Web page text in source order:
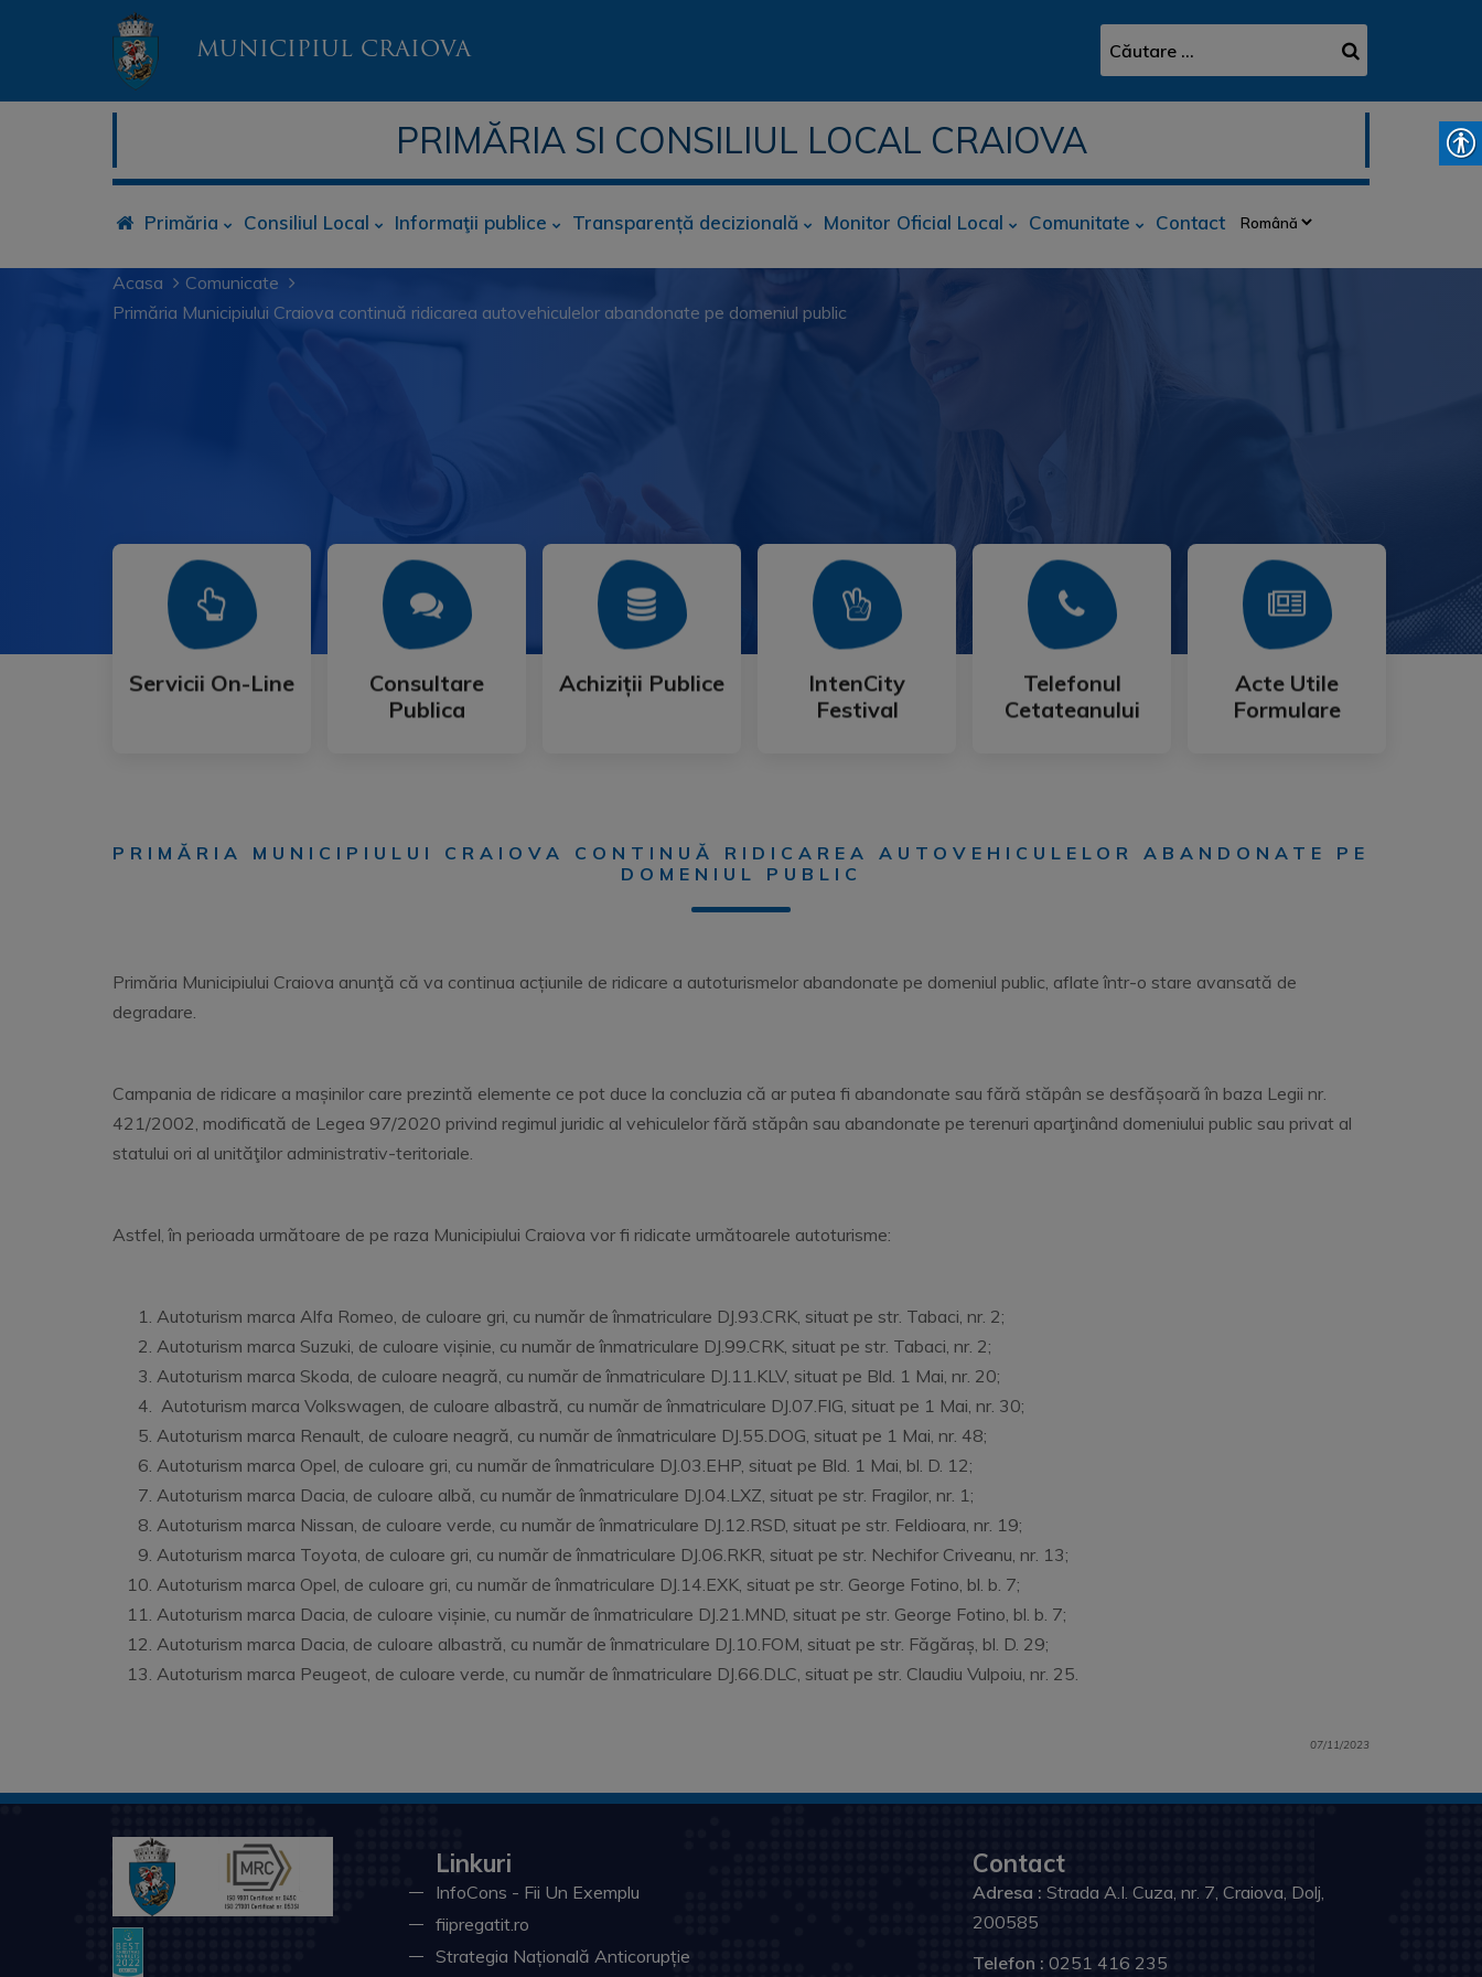
MUNICIPIUL CRAIOVA
PRIMĂRIA SI CONSILIUL LOCAL CRAIOVA
Primăria Consiliul Local Informaţii publice Transparență decizională Monitor Oficial Local Comunitate Contact
Acasa
Comunicate
Primăria Municipiului Craiova continuă ridicarea autovehiculelor abandonate pe domeniul public
Servicii On-Line
Servicii On-Line
Mai Mult
Consultare
Publica
Consultare
Publica
Mai Mult
Achiziții Publice
Achiziții Publice
Mai Mult
IntenCity
Festival
IntenCity
Festival
Mai Mult
Telefonul
Cetateanului
Telefonul
Cetateanului
Mai Mult
Acte Utile
Formulare
Acte Utile
Formulare
Mai Mult
PRIMĂRIA MUNICIPIULUI CRAIOVA CONTINUĂ RIDICAREA AUTOVEHICULELOR ABANDONATE PE
DOMENIUL PUBLIC
Primăria Municipiului Craiova anunţă că va continua acțiunile de ridicare a autoturismelor abandonate pe domeniul public, aflate într-o stare avansată de
degradare.
Campania de ridicare a mașinilor care prezintă elemente ce pot duce la concluzia că ar putea fi abandonate sau fără stăpân se desfășoară în baza Legii nr.
421/2002, modificată de Legea 97/2020 privind regimul juridic al vehiculelor fără stăpân sau abandonate pe terenuri aparţinând domeniului public sau privat al
statului ori al unităţilor administrativ-teritoriale.
Astfel, în perioada următoare de pe raza Municipiului Craiova vor fi ridicate următoarele autoturisme:
Autoturism marca Alfa Romeo, de culoare gri, cu număr de înmatriculare DJ.93.CRK, situat pe str. Tabaci, nr. 2;
Autoturism marca Suzuki, de culoare vișinie, cu număr de înmatriculare DJ.99.CRK, situat pe str. Tabaci, nr. 2;
Autoturism marca Skoda, de culoare neagră, cu număr de înmatriculare DJ.11.KLV, situat pe Bld. 1 Mai, nr. 20;
Autoturism marca Volkswagen, de culoare albastră, cu număr de înmatriculare DJ.07.FIG, situat pe 1 Mai, nr. 30;
Autoturism marca Renault, de culoare neagră, cu număr de înmatriculare DJ.55.DOG, situat pe 1 Mai, nr. 48;
Autoturism marca Opel, de culoare gri, cu număr de înmatriculare DJ.03.EHP, situat pe Bld. 1 Mai, bl. D. 12;
Autoturism marca Dacia, de culoare albă, cu număr de înmatriculare DJ.04.LXZ, situat pe str. Fragilor, nr. 1;
Autoturism marca Nissan, de culoare verde, cu număr de înmatriculare DJ.12.RSD, situat pe str. Feldioara, nr. 19;
Autoturism marca Toyota, de culoare gri, cu număr de înmatriculare DJ.06.RKR, situat pe str. Nechifor Criveanu, nr. 13;
Autoturism marca Opel, de culoare gri, cu număr de înmatriculare DJ.14.EXK, situat pe str. George Fotino, bl. b. 7;
Autoturism marca Dacia, de culoare vișinie, cu număr de înmatriculare DJ.21.MND, situat pe str. George Fotino, bl. b. 7;
Autoturism marca Dacia, de culoare albastră, cu număr de înmatriculare DJ.10.FOM, situat pe str. Făgăraș, bl. D. 29;
Autoturism marca Peugeot, de culoare verde, cu număr de înmatriculare DJ.66.DLC, situat pe str. Claudiu Vulpoiu, nr. 25.
07/11/2023
Linkuri
InfoCons - Fii Un Exemplu
fiipregatit.ro
Strategia Națională Anticorupție
Contact
Adresa : Strada A.I. Cuza, nr. 7, Craiova, Dolj,
200585
Telefon : 0251 416 235